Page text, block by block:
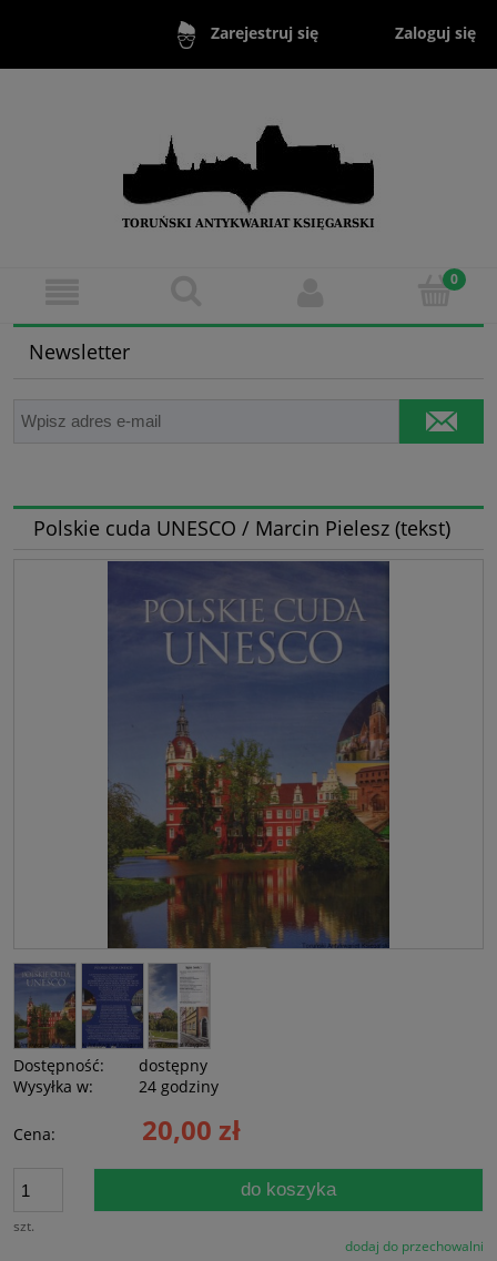
Zarejestruj się Zaloguj się
Newsletter
Polskie cuda UNESCO / Marcin Pielesz (tekst)
Dostępność:
dostępny
Wysyłka w:
24 godziny
Cena: 20,00 zł
szt.
do koszyka
dodaj do przechowalni